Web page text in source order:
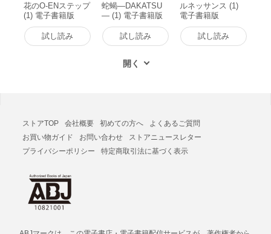
花のO-ENステップ
(1) 電子書籍版
試し読み
蛇蝎―DAKATSU
― (1) 電子書籍版
試し読み
ルネッサンス (1)
電子書籍版
試し読み
ストアTOP 会社概要 初めての方へ
よくあるご質問
お買い物ガイド
お問い合わせ
ストアニュースレター
プライバシーポリシー
特定商取引法に基づく表示